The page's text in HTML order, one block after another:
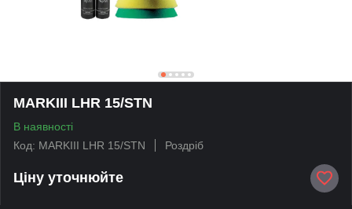
MARKIII LHR 15/STN
В наявності
Код: MARKIII LHR 15/STN
Роздріб
Ціну уточнюйте